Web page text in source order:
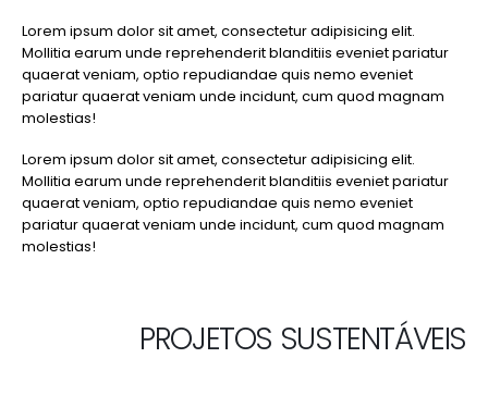
Lorem ipsum dolor sit amet, consectetur adipisicing elit.
Mollitia earum unde reprehenderit blanditiis eveniet pariatur
quaerat veniam, optio repudiandae quis nemo eveniet
pariatur quaerat veniam unde incidunt, cum quod magnam
molestias!
Lorem ipsum dolor sit amet, consectetur adipisicing elit.
Mollitia earum unde reprehenderit blanditiis eveniet pariatur
quaerat veniam, optio repudiandae quis nemo eveniet
pariatur quaerat veniam unde incidunt, cum quod magnam
molestias!
PROJETOS SUSTENTÁVEIS